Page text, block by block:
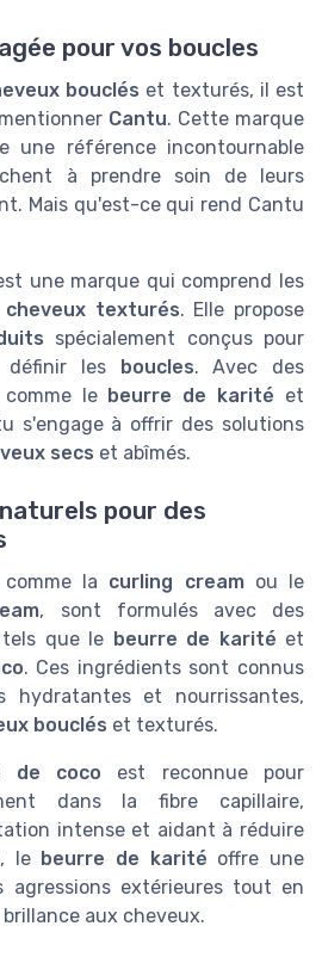
pour vos boucles
bouclés et texturés, il est
Cantu. Cette marque
une référence incontournable
à prendre soin de leurs
Mais qu'est-ce qui rend Cantu
une marque qui comprend les
cheveux texturés. Elle propose
spécialement conçus pour
définir les boucles. Avec des
le beurre de karité et
s'engage à offrir des solutions
secs et abîmés.
pour des
la curling creamou le
, sont formulés avec des
que le beurre de karité et
. Ces ingrédients sont connus
hydratantes et nourrissantes,
bouclés et texturés.
de coco est reconnue pour
dans la fibre capillaire,
intense et aidant à réduire
le beurre de karité offre une
agressions extérieures tout en
aux cheveux.